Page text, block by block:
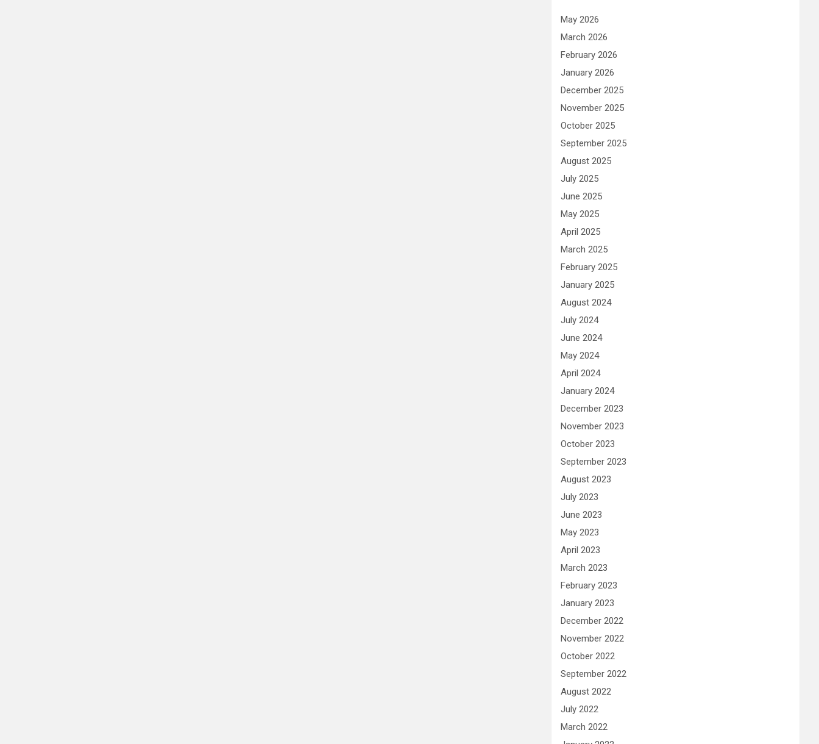
May 2026
March 2026
February 2026
January 2026
December 2025
November 2025
October 2025
September 2025
August 2025
July 2025
June 2025
May 2025
April 2025
March 2025
February 2025
January 2025
August 2024
July 2024
June 2024
May 2024
April 2024
January 2024
December 2023
November 2023
October 2023
September 2023
August 2023
July 2023
June 2023
May 2023
April 2023
March 2023
February 2023
January 2023
December 2022
November 2022
October 2022
September 2022
August 2022
July 2022
March 2022